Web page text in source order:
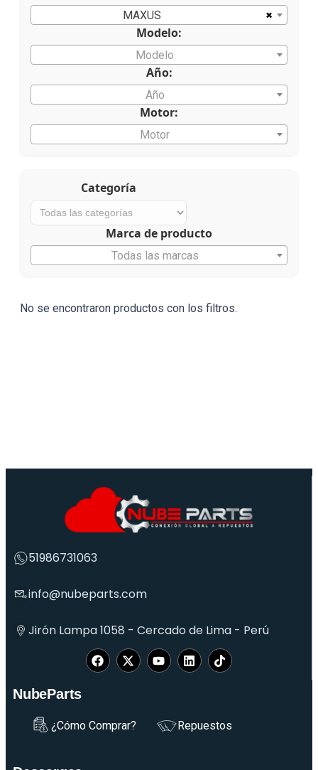
×
MAXUS
Modelo:
Modelo
Año:
Año
Motor:
Motor
Categoría
Marca de producto
Todas las marcas
No se encontraron productos con los filtros.
51986731063
info@nubeparts.com
Jirón Lampa 1058 - Cercado de Lima - Perú
NubeParts
¿Cómo Comprar? Repuestos